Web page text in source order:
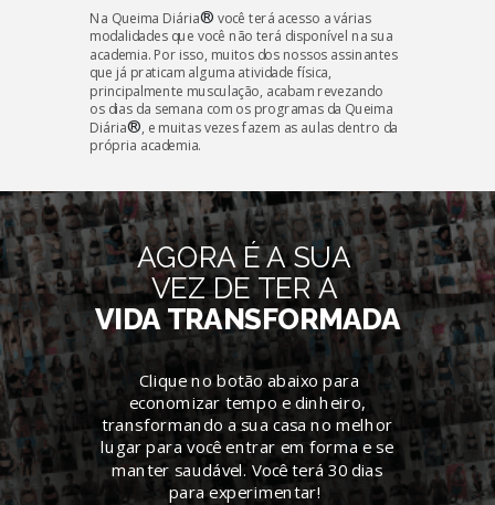
Clique no botão abaixo para
economizar tempo e dinheiro,
transformando a sua casa no melhor
lugar para você entrar em forma e se
manter saudável. Você terá 30 dias
para experimentar!
AGORA É A SUA
VEZ DE TER A
VIDA TRANSFORMADA
Na Queima Diária® você terá acesso a várias
modalidades que você não terá disponível na sua
academia. Por isso, muitos dos nossos assinantes
que já praticam alguma atividade física,
principalmente musculação, acabam revezando
os dias da semana com os programas da Queima
Diária® , e muitas vezes fazem as aulas dentro da
própria academia.